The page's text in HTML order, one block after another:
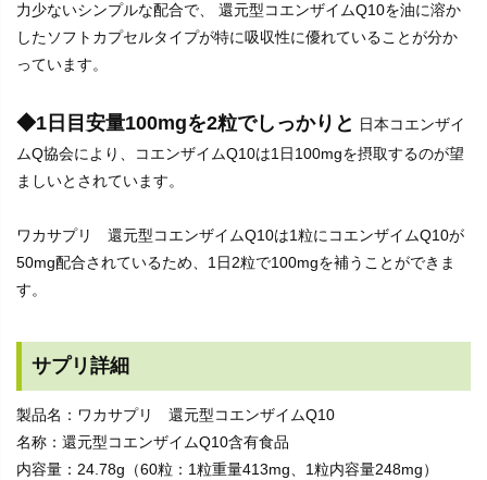
力少ないシンプルな配合で、 還元型コエンザイムQ10を油に溶か
したソフトカプセルタイプが特に吸収性に優れていることが分か
っています。
◆1日目安量100mgを2粒でしっかりと 日本コエンザイ
ムQ協会により、コエンザイムQ10は1日100mgを摂取するのが望
ましいとされています。
ワカサプリ 還元型コエンザイムQ10は1粒にコエンザイムQ10が
50mg配合されているため、1日2粒で100mgを補うことができま
す。
サプリ詳細
製品名：ワカサプリ 還元型コエンザイムQ10
名称：還元型コエンザイムQ10含有食品
内容量：24.78g（60粒：1粒重量413mg、1粒内容量248mg）